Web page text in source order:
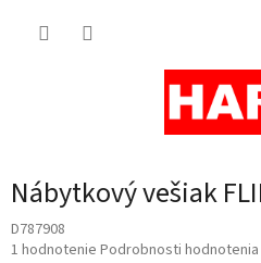
Nábytkový vešiak
D787908
Priemerné
1 hodnotenie Podrobnosti hodnotenia